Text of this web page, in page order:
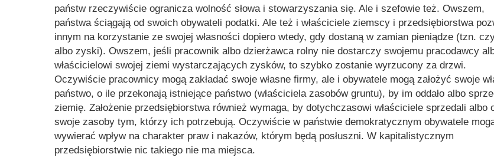
państw rzeczywiście ogranicza wolność słowa i stowarzyszania się. Ale i szefowie też. Owszem,
państwa ściągają od swoich obywateli podatki. Ale też i właściciele ziemscy i przedsiębiorstwa
innym na korzystanie ze swojej własności dopiero wtedy, gdy dostaną w zamian pieniądze (tzn.
albo zyski). Owszem, jeśli pracownik albo dzierżawca rolny nie dostarczy swojemu pracodawcy
właścicielowi swojej ziemi wystarczających zysków, to szybko zostanie wyrzucony za drzwi.
Oczywiście pracownicy mogą zakładać swoje własne firmy, ale i obywatele mogą założyć swoje
państwo, o ile przekonają istniejące państwo (właściciela zasobów gruntu), by im oddało albo
ziemię. Założenie przedsiębiorstwa również wymaga, by dotychczasowi właściciele sprzedali albo
swoje zasoby tym, którzy ich potrzebują. Oczywiście w państwie demokratycznym obywatele
wywierać wpływ na charakter praw i nakazów, którym będą posłuszni. W kapitalistycznym
przedsiębiorstwie nic takiego nie ma miejsca.